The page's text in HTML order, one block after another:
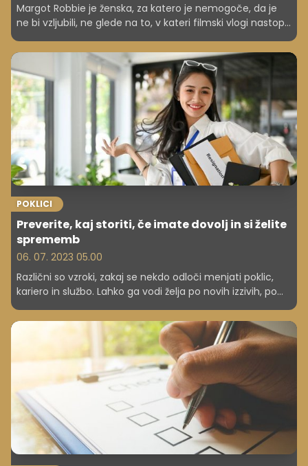
Margot Robbie je ženska, za katero je nemogoče, da je
ne bi vzljubili, ne glede na to, v kateri filmski vlogi nastopa
... V vseh svojih vlogah blesti.
POKLICI
Preverite, kaj storiti, če imate dovolj in si želite
sprememb
06. 07. 2023 05.00
Različni so vzroki, zakaj se nekdo odloči menjati poklic,
kariero in službo. Lahko ga vodi želja po novih izzivih, po
so lahko naveličanost, slabi odnosi pri prejšnjem
delodajalcu, nizko plačilo, nezaposljivost na trgu dela,
zdravstvene težave ... Prekvalifikacija lahko poteka na
različne načine: v obliki formalnega svetovanja, tečaja,
delavnice, veliko pa obenem pomaga karierno
svetovanje.